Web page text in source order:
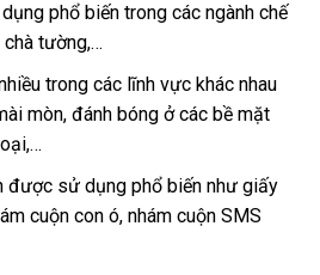
phổ biến trong các ngành chế
chà tường,…
trong các lĩnh vực khác nhau
mòn, đánh bóng ở các bề mặt
được sử dụng phổ biến như giấy
cuộn con ó, nhám cuộn SMS